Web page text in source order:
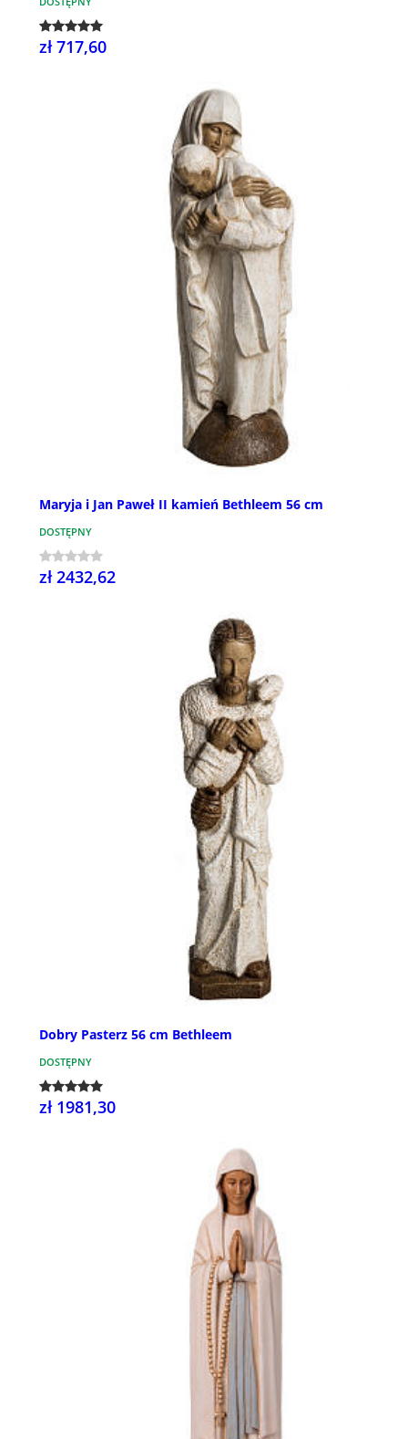
zł 717,60
Maryja i Jan Paweł II kamień Bethleem 56 cm
DOSTĘPNY
zł 2432,62
Dobry Pasterz 56 cm Bethleem
DOSTĘPNY
zł 1981,30